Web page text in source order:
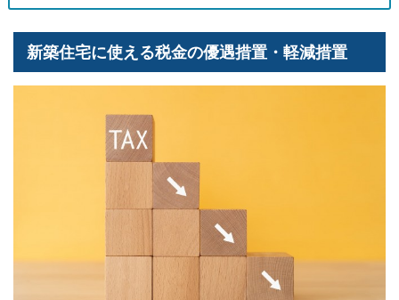
新築住宅に使える税金の優遇措置・軽減措置